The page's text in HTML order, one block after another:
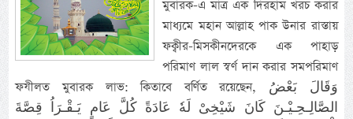
মুবারক-এ মাত্র এক দিরহাম খরচ করার
মাধ্যমে মহান আল্লাহ পাক উনার রাস্তায়
ফক্বীর-মিসকীনদেরকে এক পাহাড়
পরিমাণ লাল স্বর্ণ দান করার সমপরিমাণ
ফযীলত মুবারক লাভ: কিতাবে বর্ণিত রয়েছেন, وَقَالَ بَعْضُ
الصَّالِـحِـيْـنَ كَانَ شَيْخِىْ لَهٗ عَادَةً كُلَّ عَامٍ يَـقْـرَاُ قِصَّةَ